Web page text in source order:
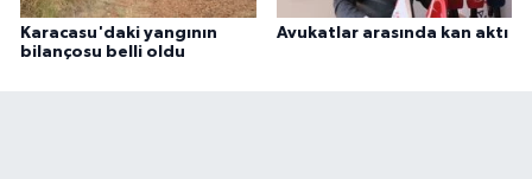
Karacasu'daki yangının
bilançosu belli oldu
Avukatlar arasında kan aktı